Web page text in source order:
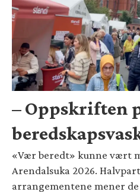
– Oppskriften
«Vær beredt» kunne vært
Arendalsuka 2026.
arrangementene mener